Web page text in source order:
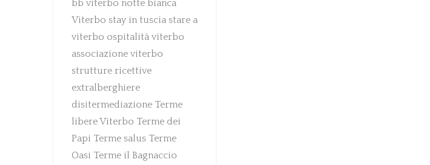
bb viterbo notte bianca
Viterbo stay in tuscia stare a
viterbo ospitalità viterbo
associazione viterbo
strutture ricettive
extralberghiere
disitermediazione Terme
libere Viterbo Terme dei
Papi Terme salus Terme
Oasi Terme il Bagnaccio